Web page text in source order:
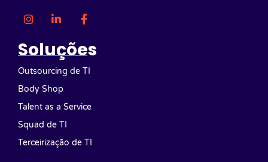
Soluções
Outsourcing de TI
Body Shop
Talent as a Service
Squad de TI
Terceirização de TI